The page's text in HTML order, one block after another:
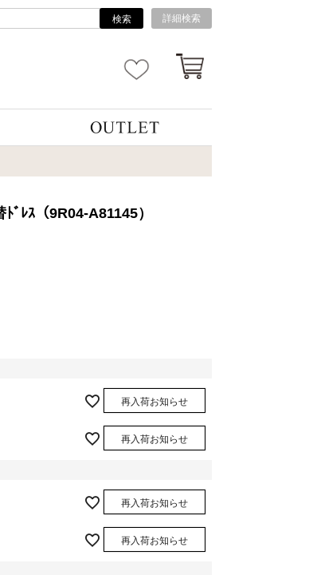
検索 詳細検索
ﾞﾚｽ（9R04-A81145）
再入荷お知らせ
再入荷お知らせ
再入荷お知らせ
再入荷お知らせ